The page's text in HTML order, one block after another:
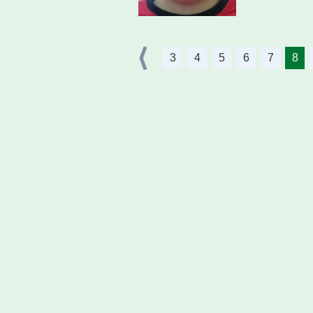
3 4 5 6 7 8